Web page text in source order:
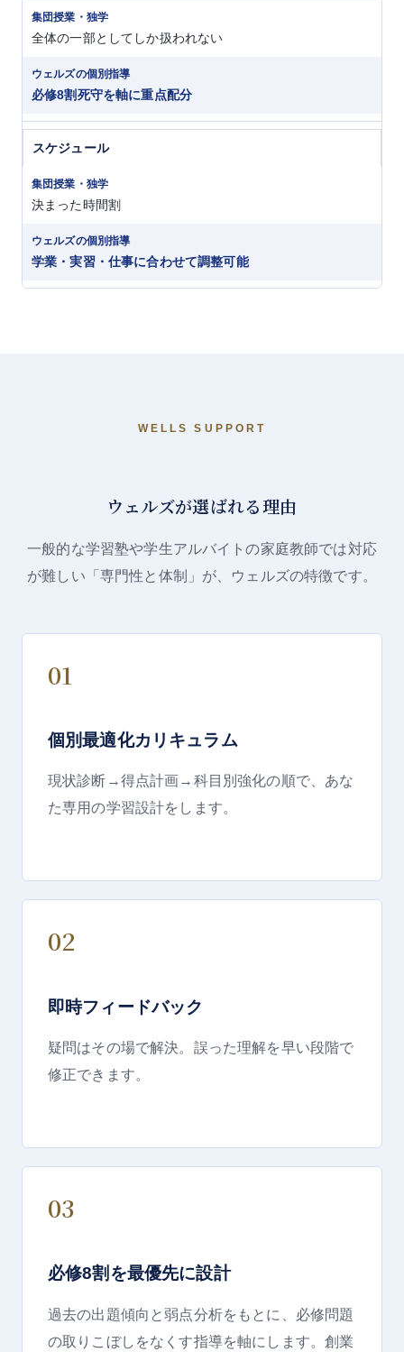
全体の一部としてしか扱われない
必修8割死守を軸に重点配分
スケジュール
決まった時間割
学業・実習・仕事に合わせて調整可能
WELLS SUPPORT
ウェルズが選ばれる理由
一般的な学習塾や学生アルバイトの家庭教師では対応
が難しい「専門性と体制」が、ウェルズの特徴です。
01
個別最適化カリキュラム
現状診断→得点計画→科目別強化の順で、あな
た専用の学習設計をします。
02
即時フィードバック
疑問はその場で解決。誤った理解を早い段階で
修正できます。
03
必修8割を最優先に設計
過去の出題傾向と弱点分析をもとに、必修問題
の取りこぼしをなくす指導を軸にします。創業